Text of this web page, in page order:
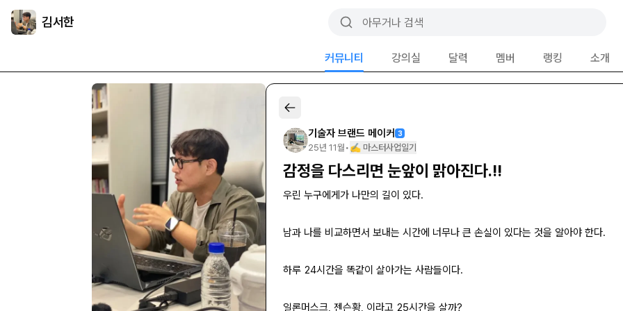
김서한
커뮤니티 강의실 달력 멤버 랭킹 소개
기술자 브랜드 메이커 3
25년 11월 • ✍️ 마스터사업일기
감정을 다스리면 눈앞이 맑아진다.!!
우린 누구에게가 나만의 길이 있다.
남과 나를 비교하면서 보내는 시간에 너무나 큰 손실이 있다는 것을 알아야 한다.
하루 24시간을 똑같이 살아가는 사람들이다.
일론머스크, 젠슨황, 이라고 25시간을 살까?